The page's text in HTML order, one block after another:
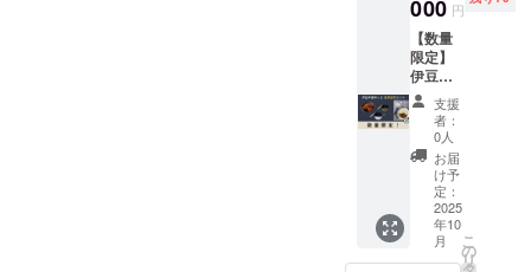
×H74m
m、数
量：1
個） ・
シェラ
どんぶ
り２
ジュニ
ア（カ
ラー：
シル
バーor
オリー
セット
・川の
りコ
ロッケ
４個 ・
シェラ
どんぶ
り２レ
ギュ
ラー
（カ
ラー：
シル
バーor
000 円
【数量
限定】
伊豆の
極めし
２西伊
豆町
セット
・伊豆
の極め
し２〜
桜葉と
南伊豆
野菜の
支援
者：
0人
お届
け予
定：
2025
年10
月
こ
の
リ